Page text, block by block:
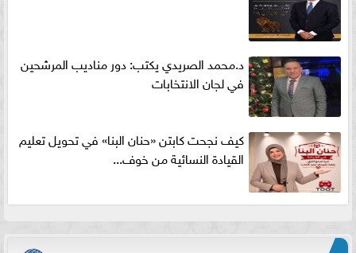
د.محمد الصريدي يكتب: دور مناديب المرشحين
في لجان الانتخابات
كيف نجحت كابتن «حنان البنا» في تحويل تعليم
القيادة النسائية من خوف...